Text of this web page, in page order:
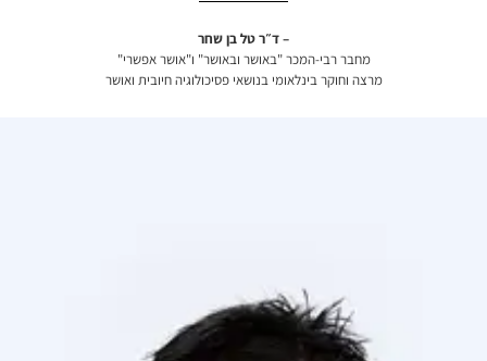
– ד״ר טל בן שחר
מחבר רבי-המכר "באושר ובאושר" ו"אושר אפשרי"
מרצה וחוקר בינלאומי בנושאי פסיכולוגיה חיובית ואושר